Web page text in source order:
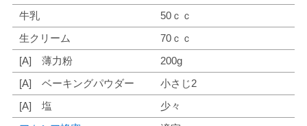
牛乳
50ｃｃ
生クリーム
70ｃｃ
[A] 薄力粉
200g
[A] ベーキングパウダー
小さじ2
[A] 塩
少々